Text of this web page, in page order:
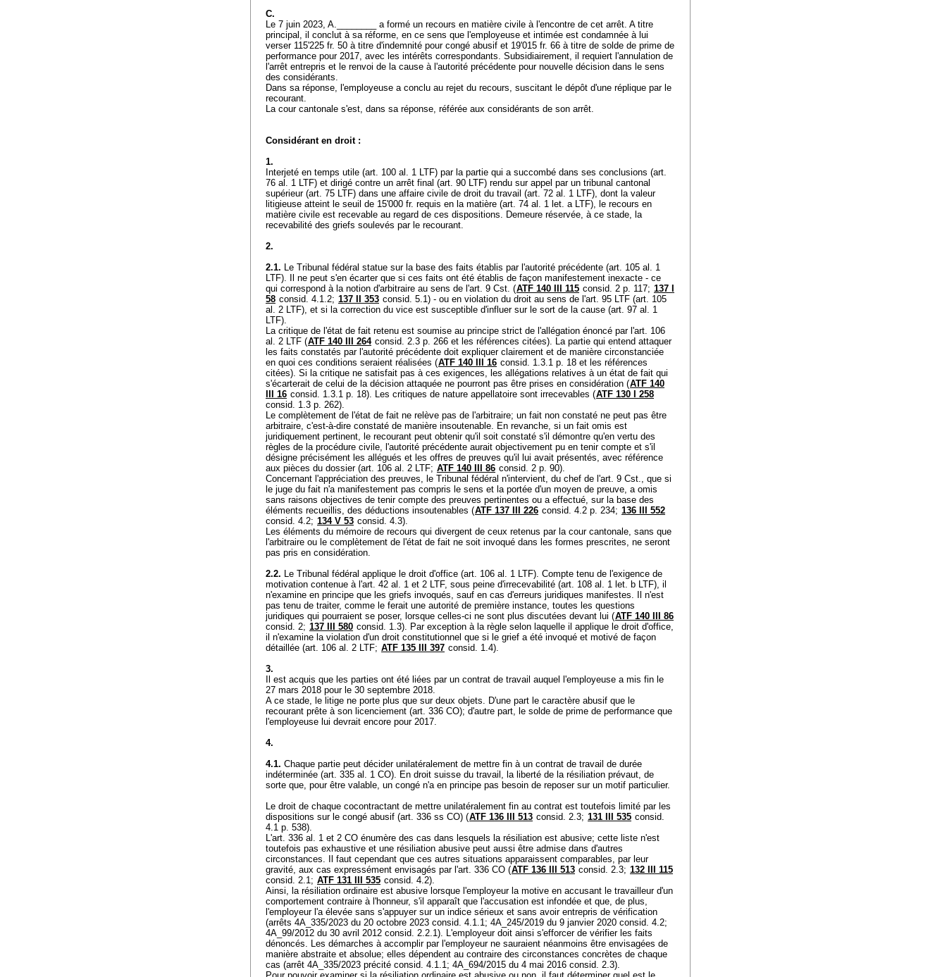
C.
Le 7 juin 2023, A.________ a formé un recours en matière civile à l'encontre de cet arrêt. A titre
principal, il conclut à sa réforme, en ce sens que l'employeuse et intimée est condamnée à lui
verser 115'225 fr. 50 à titre d'indemnité pour congé abusif et 19'015 fr. 66 à titre de solde de prime de
performance pour 2017, avec les intérêts correspondants. Subsidiairement, il requiert l'annulation de
l'arrêt entrepris et le renvoi de la cause à l'autorité précédente pour nouvelle décision dans le sens
des considérants.
Dans sa réponse, l'employeuse a conclu au rejet du recours, suscitant le dépôt d'une réplique par le
recourant.
La cour cantonale s'est, dans sa réponse, référée aux considérants de son arrêt.
Considérant en droit :
1.
Interjeté en temps utile (art. 100 al. 1 LTF) par la partie qui a succombé dans ses conclusions (art.
76 al. 1 LTF) et dirigé contre un arrêt final (art. 90 LTF) rendu sur appel par un tribunal cantonal
supérieur (art. 75 LTF) dans une affaire civile de droit du travail (art. 72 al. 1 LTF), dont la valeur
litigieuse atteint le seuil de 15'000 fr. requis en la matière (art. 74 al. 1 let. a LTF), le recours en
matière civile est recevable au regard de ces dispositions. Demeure réservée, à ce stade, la
recevabilité des griefs soulevés par le recourant.
2.
2.1. Le Tribunal fédéral statue sur la base des faits établis par l'autorité précédente (art. 105 al. 1
LTF). Il ne peut s'en écarter que si ces faits ont été établis de façon manifestement inexacte - ce
qui correspond à la notion d'arbitraire au sens de l'art. 9 Cst. (ATF 140 III 115 consid. 2 p. 117; 137 I
58 consid. 4.1.2; 137 II 353 consid. 5.1) - ou en violation du droit au sens de l'art. 95 LTF (art. 105
al. 2 LTF), et si la correction du vice est susceptible d'influer sur le sort de la cause (art. 97 al. 1
LTF).
La critique de l'état de fait retenu est soumise au principe strict de l'allégation énoncé par l'art. 106
al. 2 LTF (ATF 140 III 264 consid. 2.3 p. 266 et les références citées). La partie qui entend attaquer
les faits constatés par l'autorité précédente doit expliquer clairement et de manière circonstanciée
en quoi ces conditions seraient réalisées (ATF 140 III 16 consid. 1.3.1 p. 18 et les références
citées). Si la critique ne satisfait pas à ces exigences, les allégations relatives à un état de fait qui
s'écarterait de celui de la décision attaquée ne pourront pas être prises en considération (ATF 140
III 16 consid. 1.3.1 p. 18). Les critiques de nature appellatoire sont irrecevables (ATF 130 I 258
consid. 1.3 p. 262).
Le complètement de l'état de fait ne relève pas de l'arbitraire; un fait non constaté ne peut pas être
arbitraire, c'est-à-dire constaté de manière insoutenable. En revanche, si un fait omis est
juridiquement pertinent, le recourant peut obtenir qu'il soit constaté s'il démontre qu'en vertu des
règles de la procédure civile, l'autorité précédente aurait objectivement pu en tenir compte et s'il
désigne précisément les allégués et les offres de preuves qu'il lui avait présentés, avec référence
aux pièces du dossier (art. 106 al. 2 LTF; ATF 140 III 86 consid. 2 p. 90).
Concernant l'appréciation des preuves, le Tribunal fédéral n'intervient, du chef de l'art. 9 Cst., que si
le juge du fait n'a manifestement pas compris le sens et la portée d'un moyen de preuve, a omis
sans raisons objectives de tenir compte des preuves pertinentes ou a effectué, sur la base des
éléments recueillis, des déductions insoutenables (ATF 137 III 226 consid. 4.2 p. 234; 136 III 552
consid. 4.2; 134 V 53 consid. 4.3).
Les éléments du mémoire de recours qui divergent de ceux retenus par la cour cantonale, sans que
l'arbitraire ou le complètement de l'état de fait ne soit invoqué dans les formes prescrites, ne seront
pas pris en considération.
2.2. Le Tribunal fédéral applique le droit d'office (art. 106 al. 1 LTF). Compte tenu de l'exigence de
motivation contenue à l'art. 42 al. 1 et 2 LTF, sous peine d'irrecevabilité (art. 108 al. 1 let. b LTF), il
n'examine en principe que les griefs invoqués, sauf en cas d'erreurs juridiques manifestes. Il n'est
pas tenu de traiter, comme le ferait une autorité de première instance, toutes les questions
juridiques qui pourraient se poser, lorsque celles-ci ne sont plus discutées devant lui (ATF 140 III 86
consid. 2; 137 III 580 consid. 1.3). Par exception à la règle selon laquelle il applique le droit d'office,
il n'examine la violation d'un droit constitutionnel que si le grief a été invoqué et motivé de façon
détaillée (art. 106 al. 2 LTF; ATF 135 III 397 consid. 1.4).
3.
Il est acquis que les parties ont été liées par un contrat de travail auquel l'employeuse a mis fin le
27 mars 2018 pour le 30 septembre 2018.
A ce stade, le litige ne porte plus que sur deux objets. D'une part le caractère abusif que le
recourant prête à son licenciement (art. 336 CO); d'autre part, le solde de prime de performance que
l'employeuse lui devrait encore pour 2017.
4.
4.1. Chaque partie peut décider unilatéralement de mettre fin à un contrat de travail de durée
indéterminée (art. 335 al. 1 CO). En droit suisse du travail, la liberté de la résiliation prévaut, de
sorte que, pour être valable, un congé n'a en principe pas besoin de reposer sur un motif particulier.
Le droit de chaque cocontractant de mettre unilatéralement fin au contrat est toutefois limité par les
dispositions sur le congé abusif (art. 336 ss CO) (ATF 136 III 513 consid. 2.3; 131 III 535 consid.
4.1 p. 538).
L'art. 336 al. 1 et 2 CO énumère des cas dans lesquels la résiliation est abusive; cette liste n'est
toutefois pas exhaustive et une résiliation abusive peut aussi être admise dans d'autres
circonstances. Il faut cependant que ces autres situations apparaissent comparables, par leur
gravité, aux cas expressément envisagés par l'art. 336 CO (ATF 136 III 513 consid. 2.3; 132 III 115
consid. 2.1; ATF 131 III 535 consid. 4.2).
Ainsi, la résiliation ordinaire est abusive lorsque l'employeur la motive en accusant le travailleur d'un
comportement contraire à l'honneur, s'il apparaît que l'accusation est infondée et que, de plus,
l'employeur l'a élevée sans s'appuyer sur un indice sérieux et sans avoir entrepris de vérification
(arrêts 4A_335/2023 du 20 octobre 2023 consid. 4.1.1; 4A_245/2019 du 9 janvier 2020 consid. 4.2;
4A_99/2012 du 30 avril 2012 consid. 2.2.1). L'employeur doit ainsi s'efforcer de vérifier les faits
dénoncés. Les démarches à accomplir par l'employeur ne sauraient néanmoins être envisagées de
manière abstraite et absolue; elles dépendent au contraire des circonstances concrètes de chaque
cas (arrêt 4A_335/2023 précité consid. 4.1.1; 4A_694/2015 du 4 mai 2016 consid. 2.3).